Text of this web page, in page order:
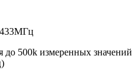
до 500k измеренных значений